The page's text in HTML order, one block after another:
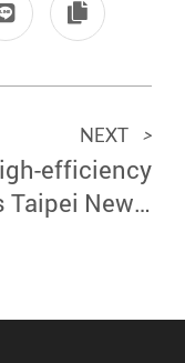
NEXT >
efficiency
News,